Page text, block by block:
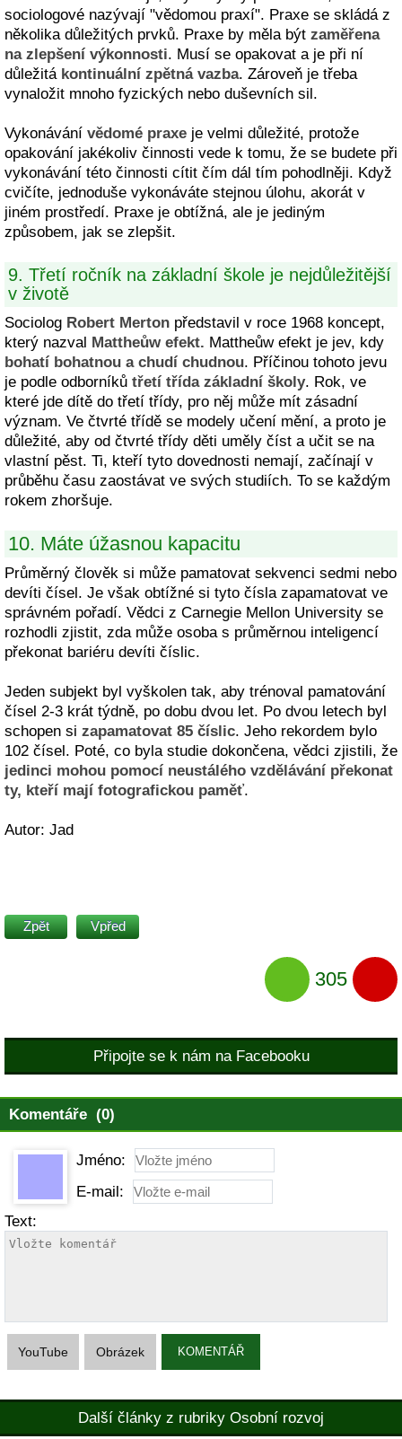
sociologové nazývají "vědomou praxí". Praxe se skládá z
několika důležitých prvků. Praxe by měla být zaměřena
na zlepšení výkonnosti. Musí se opakovat a je při ní
důležitá kontinuální zpětná vazba. Zároveň je třeba
vynaložit mnoho fyzických nebo duševních sil.
Vykonávání vědomé praxe je velmi důležité, protože
opakování jakékoliv činnosti vede k tomu, že se budete při
vykonávání této činnosti cítit čím dál tím pohodlněji. Když
cvičíte, jednoduše vykonáváte stejnou úlohu, akorát v
jiném prostředí. Praxe je obtížná, ale je jediným
způsobem, jak se zlepšit.
9. Třetí ročník na základní škole je nejdůležitější
v životě
Sociolog Robert Merton představil v roce 1968 koncept,
který nazval Mattheůw efekt. Mattheůw efekt je jev, kdy
bohatí bohatnou a chudí chudnou. Příčinou tohoto jevu
je podle odborníků třetí třída základní školy. Rok, ve
které jde dítě do třetí třídy, pro něj může mít zásadní
význam. Ve čtvrté třídě se modely učení mění, a proto je
důležité, aby od čtvrté třídy děti uměly číst a učit se na
vlastní pěst. Ti, kteří tyto dovednosti nemají, začínají v
průběhu času zaostávat ve svých studiích. To se každým
rokem zhoršuje.
10. Máte úžasnou kapacitu
Průměrný člověk si může pamatovat sekvenci sedmi nebo
devíti čísel. Je však obtížné si tyto čísla zapamatovat ve
správném pořadí. Vědci z Carnegie Mellon University se
rozhodli zjistit, zda může osoba s průměrnou inteligencí
překonat bariéru devíti číslic.
Jeden subjekt byl vyškolen tak, aby trénoval pamatování
čísel 2-3 krát týdně, po dobu dvou let. Po dvou letech byl
schopen si zapamatovat 85 číslic. Jeho rekordem bylo
102 čísel. Poté, co byla studie dokončena, vědci zjistili, že
jedinci mohou pomocí neustálého vzdělávání překonat
ty, kteří mají fotografickou paměť.
Autor: Jad
Zpět Vpřed
305
Připojte se k nám na Facebooku
Komentáře (0)
Jméno:
E-mail:
Text:
YouTube Obrázek KOMENTÁŘ
Další články z rubriky Osobní rozvoj